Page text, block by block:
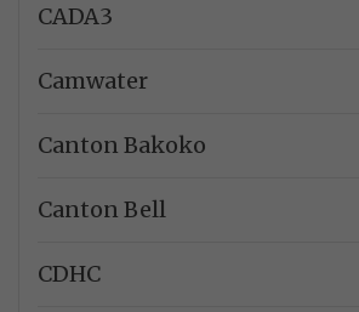
CADA3
Camwater
Canton Bakoko
Canton Bell
CDHC